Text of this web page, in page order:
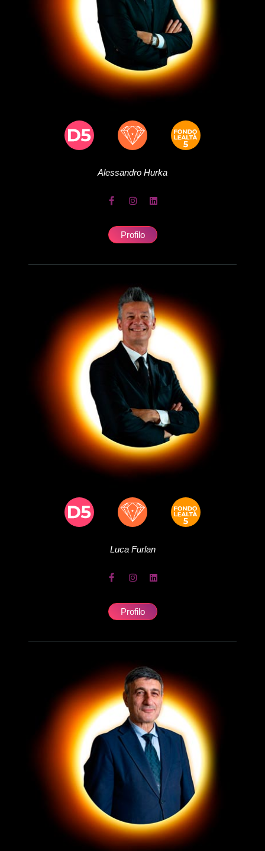
Alessandro Hurka
Profilo
LucaFurlan
Profilo